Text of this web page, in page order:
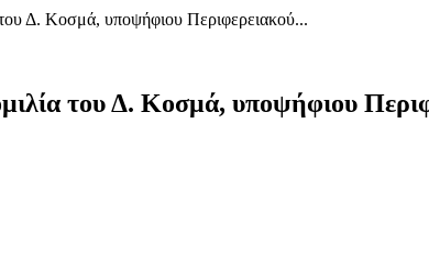
Δ. Κοσμά, υποψήφιου Περιφερειακού...
του Δ. Κοσμά, υποψήφιου